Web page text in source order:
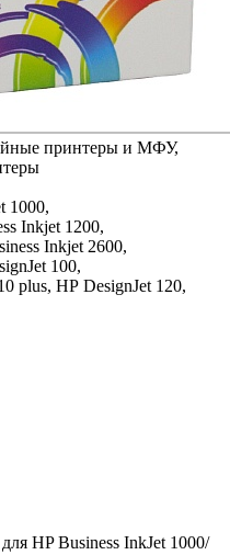
принтеры и МФУ,
1000,
Inkjet 1200,
Inkjet 2600,
100,
plus, HP DesignJet 120,
HP Business InkJet 1000/